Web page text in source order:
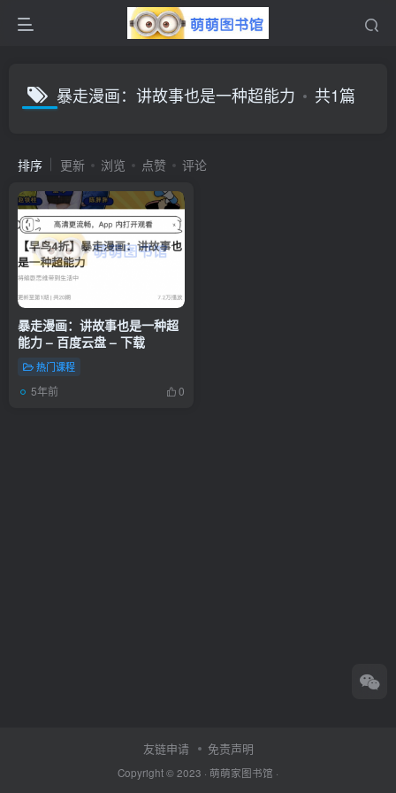
暴走漫画：讲故事也是一种超能力 共1篇
排序 更新 浏览 点赞 评论
暴走漫画：讲故事也是一种超
能力 – 百度云盘 – 下载
热门课程
5年前 0
友链申请 免责声明
Copyright © 2023 · 萌萌家图书馆 ·